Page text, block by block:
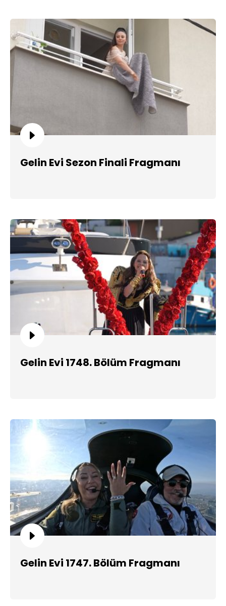
Gelin Evi Sezon Finali Fragmanı
Gelin Evi 1748. Bölüm Fragmanı
Gelin Evi 1747. Bölüm Fragmanı